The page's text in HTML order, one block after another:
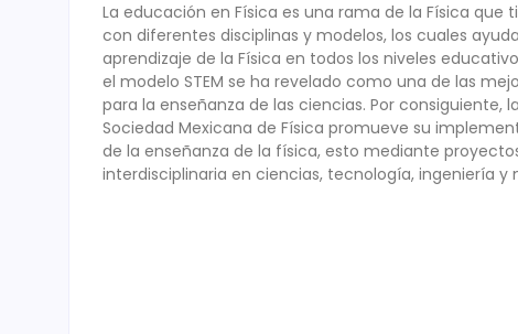
La educación en Física es una rama de la Física que
con diferentes disciplinas y modelos, los cuales
aprendizaje de la Física en todos los niveles
el modelo STEM se ha revelado como una de las
para la enseñanza de las ciencias. Por consiguiente,
Sociedad Mexicana de Física promueve su
de la enseñanza de la física, esto mediante
interdisciplinaria en ciencias, tecnología, ingeniería y